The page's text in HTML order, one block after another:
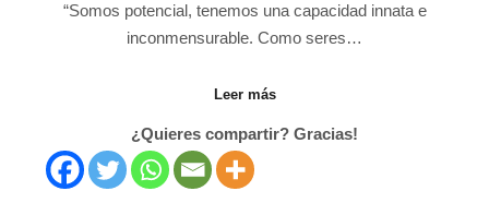
“Somos potencial, tenemos una capacidad innata e
inconmensurable. Como seres…
Leer más
¿Quieres compartir? Gracias!